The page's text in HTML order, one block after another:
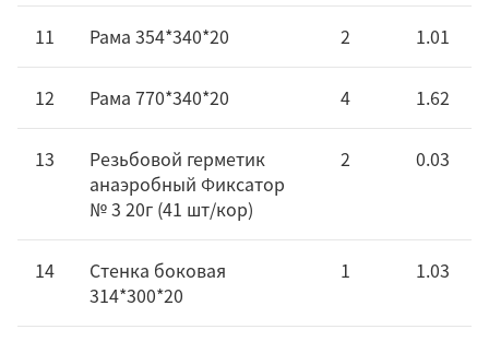
11 Рама 354*340*20 2 1.01
12 Рама 770*340*20 4 1.62
13
Резьбовой герметик
анаэробный Фиксатор
№ 3 20г (41 шт/кор)
2 0.03
14
Стенка боковая
314*300*20
1 1.03